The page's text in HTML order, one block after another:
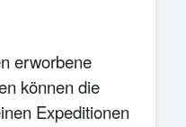
erworbene
können die
Expeditionen